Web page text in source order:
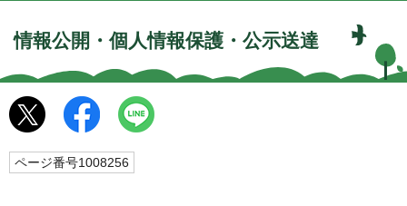
情報公開・個人情報保護・公示送達
ページ番号1008256